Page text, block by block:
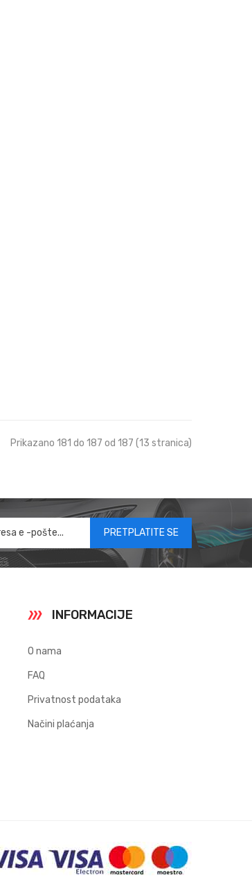
Prikazano 181 do 187 od 187 (13 stranica)
PRETPLATITE SE
INFORMACIJE
O nama
FAQ
Privatnost podataka
Načini plaćanja